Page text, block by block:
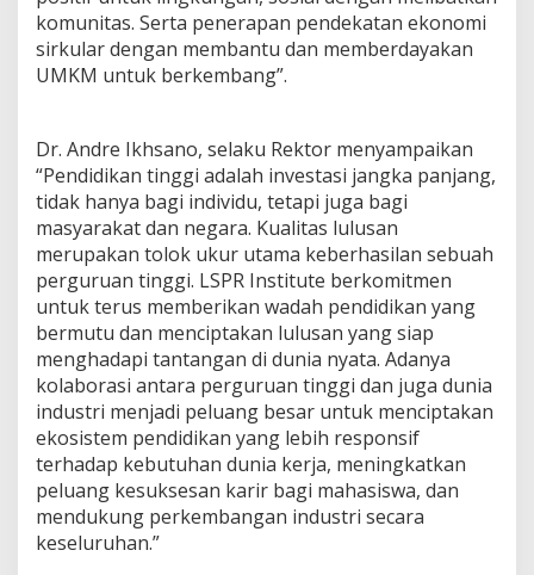
komunitas. Serta penerapan pendekatan ekonomi
sirkular dengan membantu dan memberdayakan
UMKM untuk berkembang”.
Dr. Andre Ikhsano, selaku Rektor menyampaikan
“Pendidikan tinggi adalah investasi jangka panjang,
tidak hanya bagi individu, tetapi juga bagi
masyarakat dan negara. Kualitas lulusan
merupakan tolok ukur utama keberhasilan sebuah
perguruan tinggi. LSPR Institute berkomitmen
untuk terus memberikan wadah pendidikan yang
bermutu dan menciptakan lulusan yang siap
menghadapi tantangan di dunia nyata. Adanya
kolaborasi antara perguruan tinggi dan juga dunia
industri menjadi peluang besar untuk menciptakan
ekosistem pendidikan yang lebih responsif
terhadap kebutuhan dunia kerja, meningkatkan
peluang kesuksesan karir bagi mahasiswa, dan
mendukung perkembangan industri secara
keseluruhan.”